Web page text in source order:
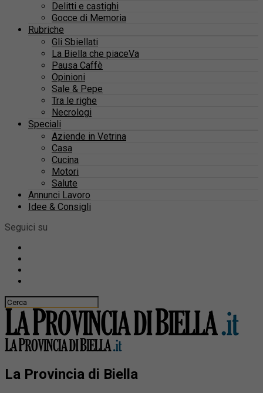
Delitti e castighi
Gocce di Memoria
Rubriche
Gli Sbiellati
La Biella che piaceVa
Pausa Caffè
Opinioni
Sale & Pepe
Tra le righe
Necrologi
Speciali
Aziende in Vetrina
Casa
Cucina
Motori
Salute
Annunci Lavoro
Idee & Consigli
Seguici su
La Provincia di Biella